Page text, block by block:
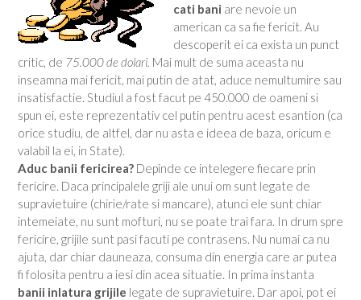
cati bani are nevoie un
american ca sa fie fericit. Au
descoperit ei ca exista un punct
critic, de 75.000 de dolari. Mai mult de suma aceasta nu
inseamna mai fericit, mai putin de atat, aduce nemultumire sau
insatisfactie. Studiul a fost facut pe 450.000 de oameni si
spun ei, este reprezentativ cel putin pentru acest esantion (ca
orice studiu, de altfel, dar nu asta e ideea de baza, oricum e
valabil la ei, in State).
Aduc banii fericirea? Depinde ce intelegere fiecare prin
fericire. Daca principalele griji ale unui om sunt legate de
supravietuire (chirie/rate si mancare), atunci ele sunt chiar
intemeiate, nu sunt mofturi, nu se poate trai fara. In drum spre
fericire, grijile sunt pasi facuti pe contrasens. Nu numai ca nu
ajuta, dar chiar dauneaza, consuma din energia care ar putea
fi folosita pentru a iesi din acea situatie. In prima instanta
banii inlatura grijile legate de supravietuire. Dar apoi, pot ei